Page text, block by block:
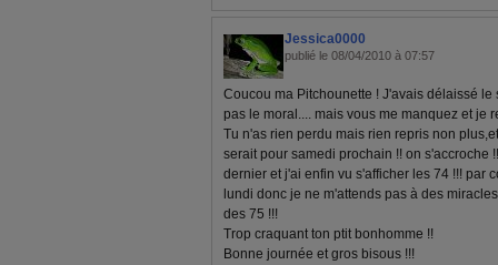
Jessica0000
publié le 08/04/2010 à 07:57
Coucou ma Pitchounette ! J'avais délaissé
pas le moral.... mais vous me manquez et je
Tu n'as rien perdu mais rien repris non
serait pour samedi prochain !! on s'accroche
dernier et j'ai enfin vu s'afficher les 74 !!! par
lundi donc je ne m'attends pas à des
des 75 !!!
Trop craquant ton ptit bonhomme !!
Bonne journée et gros bisous !!!